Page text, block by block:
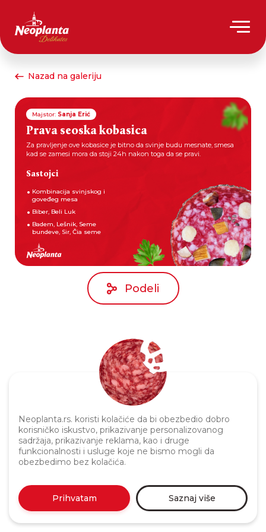
Neoplanta.rs. koristi kolačiće da bi obezbedio dobro
korisničko iskustvo, prikazivanje personalizovanog
sadržaja, prikazivanje reklama, kao i druge
funkcionalnosti i usluge koje ne bismo mogli da
obezbedimo bez kolačića.
Prihvatam Saznaj više
Nazad na galeriju
Majstor: Sanja Erić
Prava seoska kobasica
Za pravljenje ove kobasice je bitno da svinje budu mesnate, smesa
kad se zamesi mora da stoji 24h nakon toga da se pravi.
Sastojci
Kombinacija svinjskog i
goveđeg mesa
Biber, Beli Luk
Badem, Lešnik, Seme
bundeve, Sir, Čia seme
Podeli
Politika privatnosti